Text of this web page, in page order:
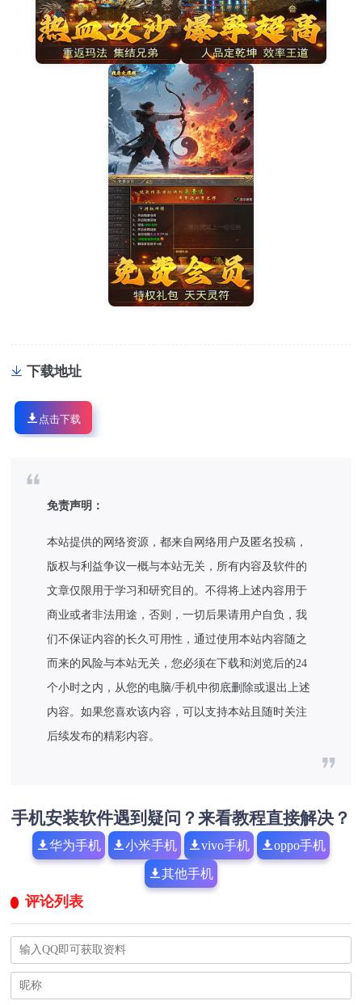
下载地址
点击下载
免责声明：
本站提供的网络资源，都来自网络用户及匿名投稿，
版权与利益争议一概与本站无关，所有内容及软件的
文章仅限用于学习和研究目的。不得将上述内容用于
商业或者非法用途，否则，一切后果请用户自负，我
们不保证内容的长久可用性，通过使用本站内容随之
而来的风险与本站无关，您必须在下载和浏览后的24
个小时之内，从您的电脑/手机中彻底删除或退出上述
内容。如果您喜欢该内容，可以支持本站且随时关注
后续发布的精彩内容。
手机安装软件遇到疑问？来看教程直接解决？
华为手机 小米手机 vivo手机 oppo手机
其他手机
评论列表